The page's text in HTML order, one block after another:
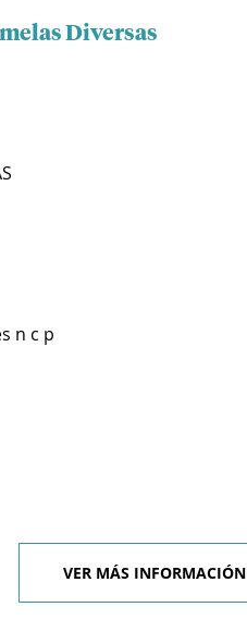
Diversas
n c p
VER MÁS INFORMACIÓN